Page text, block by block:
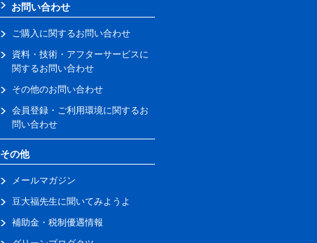
お問い合わせ
ご購入に関するお問い合わせ
資料・技術・アフターサービスに
関するお問い合わせ
その他のお問い合わせ
会員登録・ご利用環境に関するお
問い合わせ
その他
メールマガジン
豆大福先生に聞いてみようよ
補助金・税制優遇情報